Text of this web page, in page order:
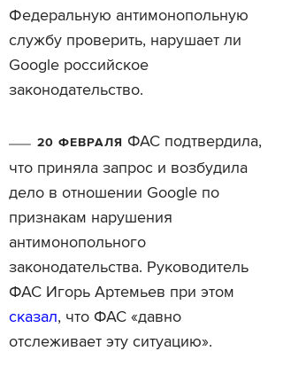
Федеральную антимонопольную
службу проверить, нарушает ли
Google российское
законодательство.
20 ФЕВРАЛЯ ФАС подтвердила,
что приняла запрос и возбудила
дело в отношении Google по
признакам нарушения
антимонопольного
законодательства. Руководитель
ФАС Игорь Артемьев при этом
сказал, что ФАС «давно
отслеживает эту ситуацию».